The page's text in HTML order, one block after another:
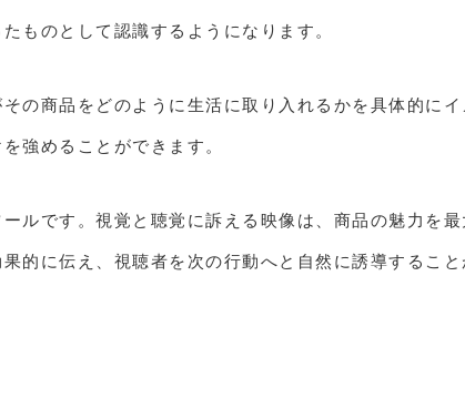
ものとして認識するようになります。
の商品をどのように生活に取り入れるかを具体的にイ
強めることができます。
ルです。視覚と聴覚に訴える映像は、商品の魅力を
的に伝え、視聴者を次の行動へと自然に誘導すること